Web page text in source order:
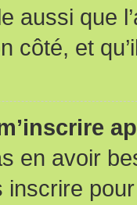
aussi que
côté, et
en avoir